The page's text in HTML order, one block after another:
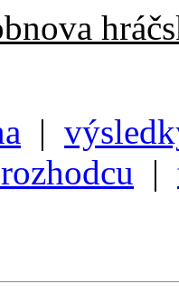
|
|